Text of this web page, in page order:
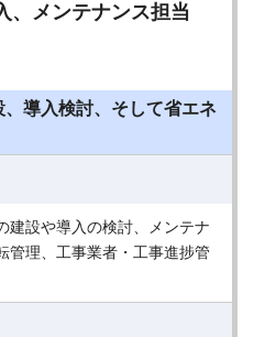
、メンテナンス担当
導入検討、そして省エネ
建設や導入の検討、メンテナ
管理、工事業者・工事進捗管